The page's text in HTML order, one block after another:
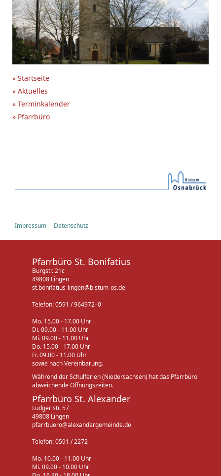
» Startseite
» Aktuelles
» Terminkalender
» Pfarrbüro
Impressum Datenschutz
Pfarrbüro St. Bonifatius
Burgstr. 21c
49808 Lingen
st.bonifatius-lingen@bistum-os.de
Telefon: 0591 / 964972–0
Mo. 15.00 - 17.00 Uhr
Di. 09.00 - 11.00 Uhr
Mi. 09.00 - 11.00 Uhr
Do. 15.00 - 17.00 Uhr
Fr. 09.00 - 11.00 Uhr
sowie nach Vereinbarung.
Während der Schulferien (Niedersachsen) hat das Pfarrbüro
abweichende Öffnungszeiten.
Pfarrbüro St. Alexander
Ludgeristr. 57
49808 Lingen
pfarrbuero@alexandergemeinde.de
Telefon: 0591 / 2272
Mo. 10.00 - 11.00 Uhr
Mi. 09.00 - 10.00 Uhr